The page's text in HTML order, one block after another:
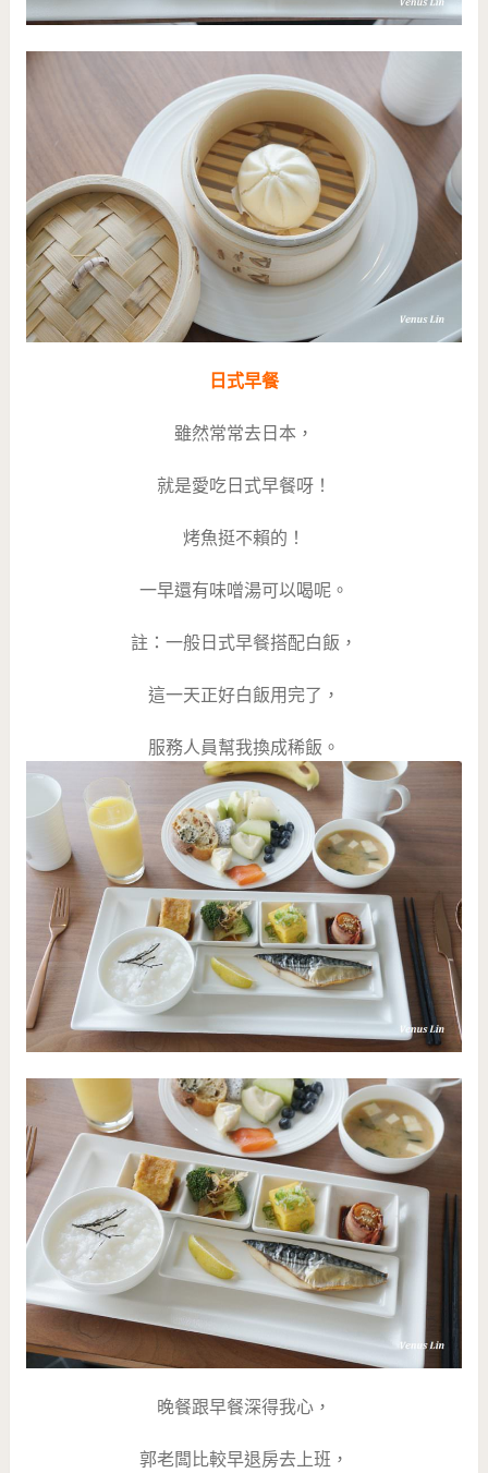
日式早餐
雖然常常去日本，
就是愛吃日式早餐呀！
烤魚挺不賴的！
一早還有味噌湯可以喝呢。
註：一般日式早餐搭配白飯，
這一天正好白飯用完了，
服務人員幫我換成稀飯。
晚餐跟早餐深得我心，
郭老闆比較早退房去上班，